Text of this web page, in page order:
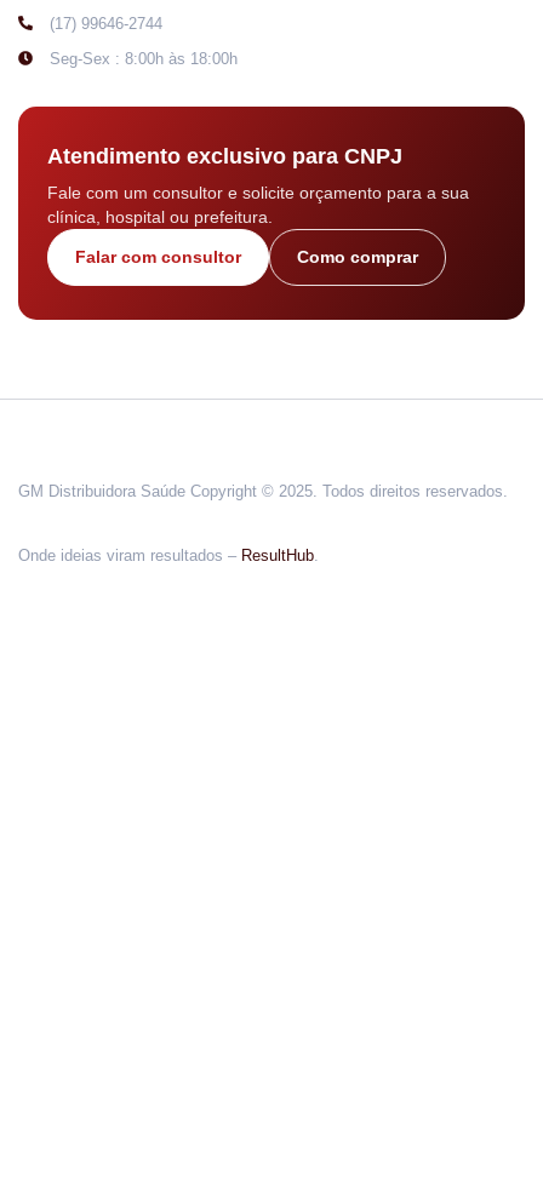
(17) 99646-2744
Seg-Sex : 8:00h às 18:00h
Atendimento exclusivo para CNPJ
Fale com um consultor e solicite orçamento para a sua
clínica, hospital ou prefeitura.
Falar com consultor Como comprar
GM Distribuidora Saúde Copyright © 2025. Todos direitos reservados.
Onde ideias viram resultados – ResultHub.